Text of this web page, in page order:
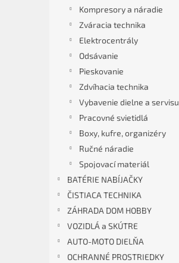
Kompresory a náradie
Zváracia technika
Elektrocentrály
Odsávanie
Pieskovanie
Zdvíhacia technika
Vybavenie dielne a servisu
Pracovné svietidlá
Boxy, kufre, organizéry
Ručné náradie
Spojovací materiál
BATÉRIE NABÍJAČKY
ČISTIACA TECHNIKA
ZÁHRADA DOM HOBBY
VOZIDLÁ a SKÚTRE
AUTO-MOTO DIELŇA
OCHRANNÉ PROSTRIEDKY